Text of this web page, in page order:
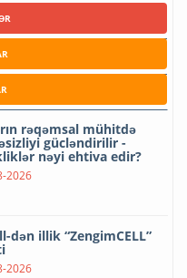
rəqəmsal mühitdə
gücləndirilir -
nəyi ehtiva edir?
2026
dən illik “ZengimCELL”
2026